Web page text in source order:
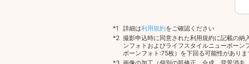
詳細は利用規約をご確認ください
撮影申込時に同意された利用規約に記載の納
ンフォトおよびライフスタイルニューボー
ボーンフォト:75枚）を下回る可能性がありま